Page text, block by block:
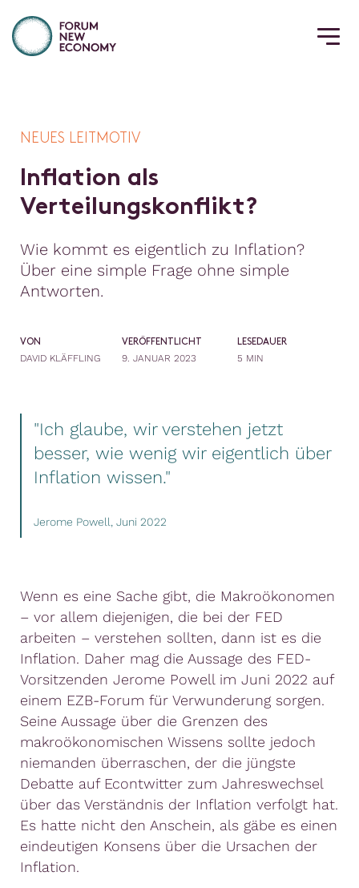
NEUES LEITMOTIV
Infation als
Verteilungskonfikt?
Wie kommt es eigentlich zu Inflation?
Über eine simple Frage ohne simple
Antworten.
VON
DAVID KLÄFFLING
VERÖFFENTLICHT
9. JANUAR 2023
LESEDAUER
5 MIN
"Ich glaube, wir verstehen jetzt
besser, wie wenig wir eigentlich über
Inflation wissen."
Jerome Powell, Juni 2022
Wenn es eine Sache gibt, die Makroökonomen
– vor allem diejenigen, die bei der FED
arbeiten – verstehen sollten, dann ist es die
Inflation. Daher mag die Aussage des FED-
Vorsitzenden Jerome Powell im Juni 2022 auf
einem EZB-Forum für Verwunderung sorgen.
Seine Aussage über die Grenzen des
makroökonomischen Wissens sollte jedoch
niemanden überraschen, der die jüngste
Debatte auf Econtwitter zum Jahreswechsel
über das Verständnis der Inflation verfolgt hat.
Es hatte nicht den Anschein, als gäbe es einen
eindeutigen Konsens über die Ursachen der
Inflation.